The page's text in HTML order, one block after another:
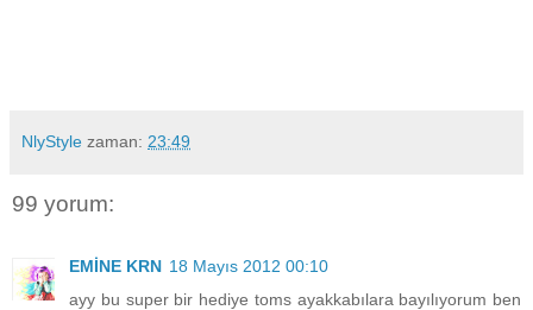
NlyStyle zaman: 23:49
99 yorum:
EMİNE KRN 18 Mayıs 2012 00:10
ayy bu super bir hediye toms ayakkabılara bayılıyorum ben